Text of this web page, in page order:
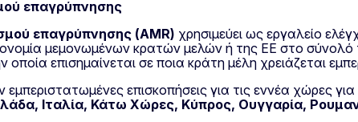
επαγρύπνησης
επαγρύπνησης (AMR) χρησιμεύει ως εργαλείο
μεμονωμένων κρατών μελών ή της ΕΕ στο σύνολό
επισημαίνεται σε ποια κράτη μέλη χρειάζεται
επισκοπήσεις για τις εννέα χώρες
Ιταλία, Κάτω Χώρες, Κύπρος, Ουγγαρία,